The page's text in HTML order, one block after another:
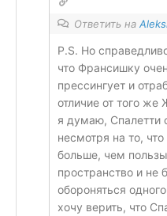
Ответить на
P.S. Но
что Франсишку
прессингует и
отличие от того
я думаю, Спалетти
несмотря на то,
больше, чем
пространство и не
обороняться
хочу верить, что